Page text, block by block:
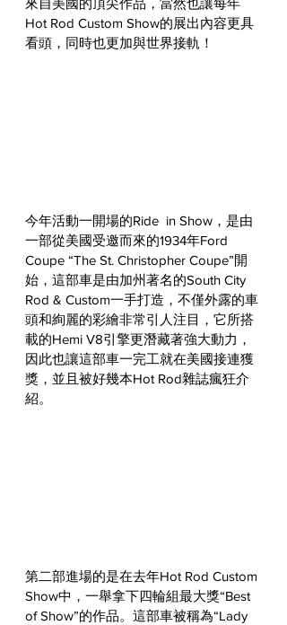
來自美國的頂尖作品，當然也讓每年
Hot Rod Custom Show的展出內容更具
看頭，同時也更加與世界接軌！
今年活動一開場的Ride  in Show，是由
一部從美國受邀而來的1934年Ford
Coupe “The St. Christopher Coupe”開
始，這部車是由加州著名的South City
Rod & Custom一手打造， 不僅外露的車
頭和絢麗的彩繪非常引人注目，它所搭
載的Hemi V8引擎更潛藏著強大動力，
因此也讓這部車一完工就在美國接連獲
獎，並且被好幾本Hot Rod雜誌瘋狂介
紹。
第二部進場的是在去年Hot Rod Custom
Show中，一舉拿下四輪組最大獎“Best
of Show”的作品。這部車被稱為“Lady